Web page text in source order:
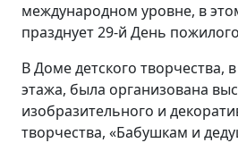
международном уровне, в
празднует 29-й День
В Доме детского творчества,
этажа, была организована
изобразительного и
творчества, «Бабушкам и